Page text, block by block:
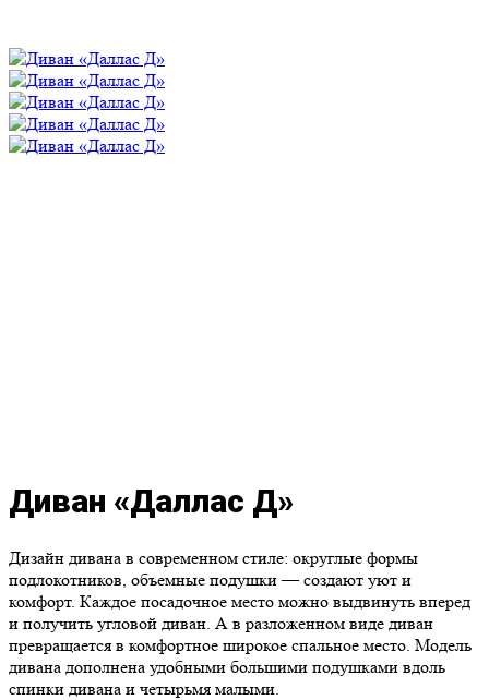
Диван «Даллас Д»
Дизайн дивана в современном стиле: округлые формы
подлокотников, объемные подушки — создают уют и
комфорт. Каждое посадочное место можно выдвинуть вперед
и получить угловой диван. А в разложенном виде диван
превращается в комфортное широкое спальное место. Модель
дивана дополнена удобными большими подушками вдоль
спинки дивана и четырьмя малыми.